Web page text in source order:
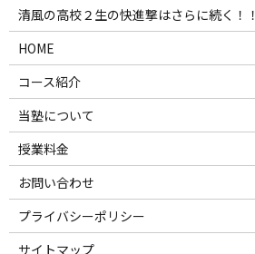
清風の高校２生の快進撃はさらに続く！！
HOME
コース紹介
当塾について
授業料金
お問い合わせ
プライバシーポリシー
サイトマップ